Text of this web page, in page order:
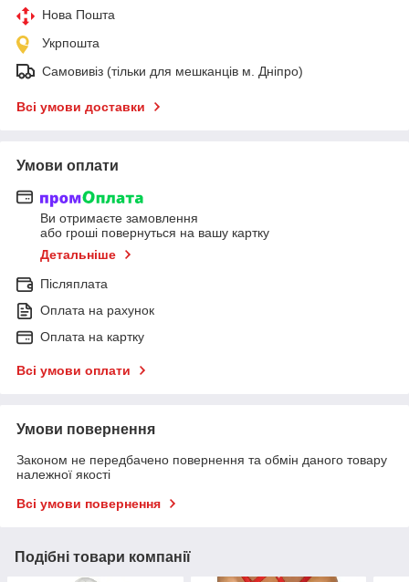
Нова Пошта
Укрпошта
Самовивіз (тільки для мешканців м. Дніпро)
Всі умови доставки
Умови оплати
Ви отримаєте замовлення
або гроші повернуться на вашу картку
Детальніше
Післяплата
Оплата на рахунок
Оплата на картку
Всі умови оплати
Умови повернення
Законом не передбачено повернення та обмін даного товару
належної якості
Всі умови повернення
Подібні товари компанії